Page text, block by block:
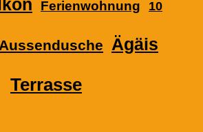
Ferienwohnung 10
Ägäis
Terrasse